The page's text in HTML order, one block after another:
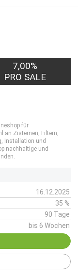
7,00%
PRO SALE
für
an Zisternen, Filtern,
Installation und
nachhaltige und
16.12.2025
35 %
90 Tage
bis 6 Wochen